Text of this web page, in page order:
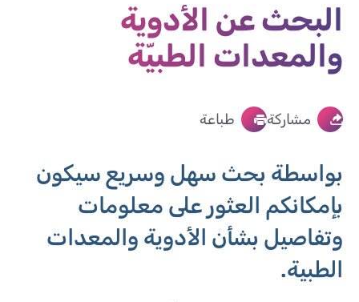
البحث عن الأدوية
والمعدات الطبيّة
مشاركة طباعة
بواسطة بحث سهل وسريع سيكون
بإمكانكم العثور على معلومات
وتفاصيل بشأن الأدوية والمعدات
الطبية.